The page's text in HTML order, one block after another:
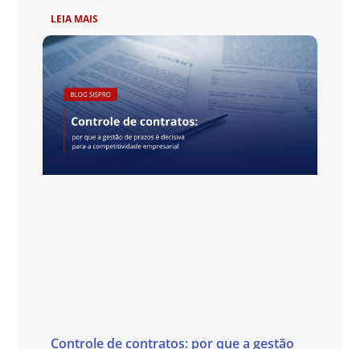
LEIA MAIS
Controle de contratos: por que a gestão